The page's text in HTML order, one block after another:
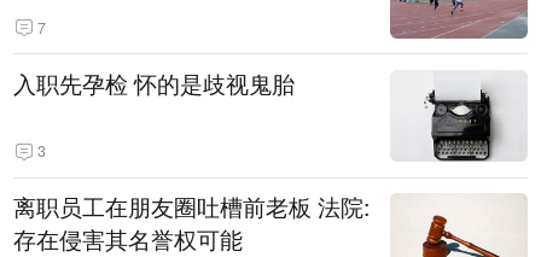
7
入职先孕检 怀的是歧视鬼胎
3
离职员工在朋友圈吐槽前老板 法院:
存在侵害其名誉权可能